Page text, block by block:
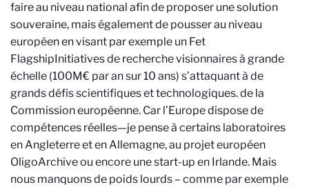
faire au niveau national afin de proposer une solution
souveraine, mais également de pousser au niveau
européen en visant par exemple un Fet
FlagshipInitiatives de recherche visionnaires à grande
échelle (100M€ par an sur 10 ans) s’attaquant à de
grands défis scientifiques et technologiques.de la
Commission européenne. Car l’Europe dispose de
compétences réelles—je pense à certains laboratoires
en Angleterre et en Allemagne, au projet européen
OligoArchive ou encore une start-up en Irlande. Mais
nous manquons de poids lourds – comme par exemple